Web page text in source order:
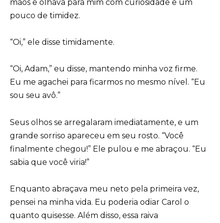
mãos e olhava para mim com curiosidade e um
pouco de timidez.
“Oi,” ele disse timidamente.
“Oi, Adam,” eu disse, mantendo minha voz firme.
Eu me agachei para ficarmos no mesmo nível. “Eu
sou seu avô.”
Seus olhos se arregalaram imediatamente, e um
grande sorriso apareceu em seu rosto. “Você
finalmente chegou!” Ele pulou e me abraçou. “Eu
sabia que você viria!”
Enquanto abraçava meu neto pela primeira vez,
pensei na minha vida. Eu poderia odiar Carol o
quanto quisesse. Além disso, essa raiva